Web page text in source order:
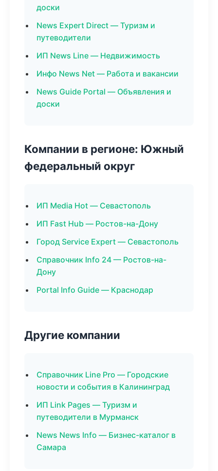
доски
News Expert Direct — Туризм и
путеводители
ИП News Line — Недвижимость
Инфо News Net — Работа и вакансии
News Guide Portal — Объявления и
доски
Компании в регионе: Южный
федеральный округ
ИП Media Hot — Севастополь
ИП Fast Hub — Ростов-на-Дону
Город Service Expert — Севастополь
Справочник Info 24 — Ростов-на-
Дону
Portal Info Guide — Краснодар
Другие компании
Справочник Line Pro — Городские
новости и события в Калининград
ИП Link Pages — Туризм и
путеводители в Мурманск
News News Info — Бизнес-каталог в
Самара